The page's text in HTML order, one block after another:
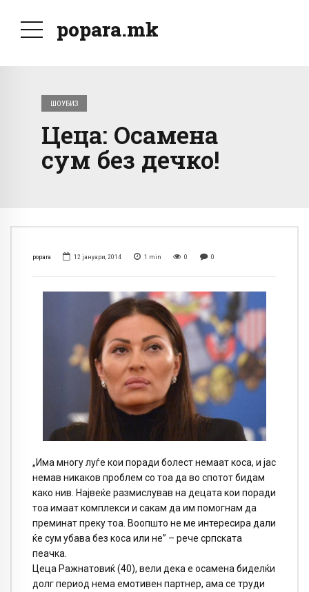
popara.mk
ШОУБИЗ
Цеца: Осамена
сум без дечко!
popara 12 јануари, 2014 1 min 0 0
„Има многу луѓе кои поради болест немаат коса, и јас
немав никаков проблем со тоа да во спотот бидам
како нив. Највеќе размислував на децата кои поради
тоа имаат комплекси и сакам да им помогнам да
преминат преку тоа. Воопшто не ме интересира дали
ќе сум убава без коса или не” – рече српската
пеачка.
Цеца Ражнатовиќ (40), вели дека е осамена биделќи
долг период нема емотивен партнер, ама се труди